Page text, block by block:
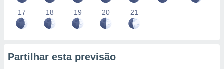
17 18 19 20 21
Partilhar esta previsão